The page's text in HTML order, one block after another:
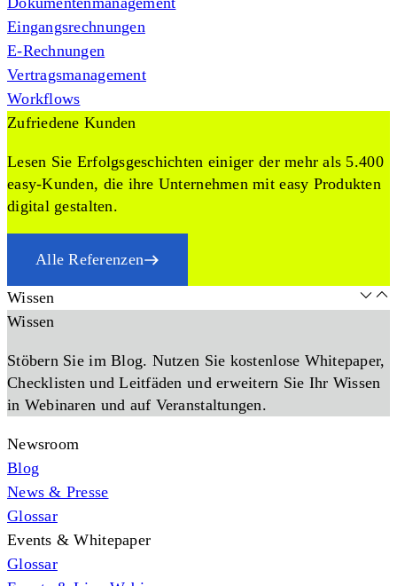
Eingangsrechnungen
E-Rechnungen
Vertragsmanagement
Workflows
Zufriedene Kunden
Lesen Sie Erfolgsgeschichten einiger der mehr als 5.400
easy-Kunden, die ihre Unternehmen mit easy Produkten
digital gestalten.
Alle Referenzen
Wissen
Wissen
Stöbern Sie im Blog. Nutzen Sie kostenlose Whitepaper,
Checklisten und Leitfäden und erweitern Sie Ihr Wissen
in Webinaren und auf Veranstaltungen.
Newsroom
Blog
News & Presse
Glossar
Events & Whitepaper
Glossar